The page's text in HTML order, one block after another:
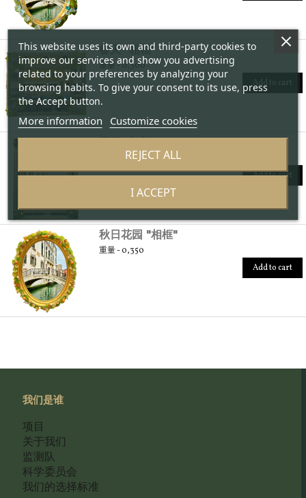
春天 "相框"
重量 - 0,300
Add to cart
夏日 "相框"
重量 - 1,5
Add to cart
秋日花园 "相框"
重量 - 0,350
Add to cart
我们是谁
项目
关于我们
监测队
科学委员会
我们的选择标准
This website uses its own and third-party cookies to
improve our services and show you advertising
related to your preferences by analyzing your
browsing habits. To give your consent to its use, press
the Accept button.
More information Customize cookies
REJECT ALL
I ACCEPT